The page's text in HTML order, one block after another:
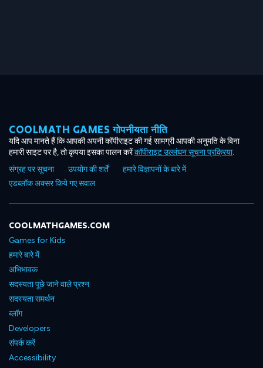
COOLMATH GAMES गोपनीयता नीति
यदि आप मानते हैं कि आपकी अपनी कॉपीराइट की गई सामग्री आपकी अनुमति के बिना
हमारी साइट पर है, तो कृपया इसका पालन करेंकॉपीराइट उल्लंघन सूचना प्रक्रिया.
संग्रह पर सूचना
उपयोग की शर्तें
हमारे विज्ञापनों के बारे में
एडब्लॉक अक्सर किये गए सवाल
COOLMATHGAMES.COM
Games for Kids
हमारे बारे में
अभिभावक
सदस्यता पूछे जाने वाले प्रश्न
सदस्यता समर्थन
ब्लॉग
Developers
संपर्क करें
Accessibility